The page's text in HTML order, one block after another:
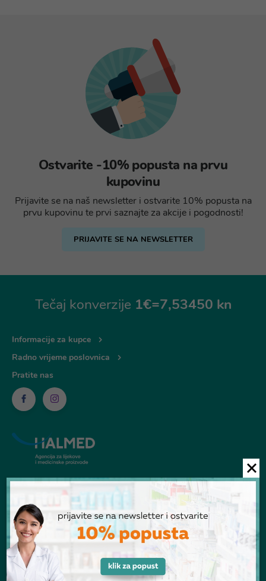
Ostvarite -10% popusta na prvu
kupovinu
Prijavite se na naš newsletter i ostvarite 10% popusta na
prvu kupovinu te prvi saznajte za akcije i pogodnosti!
PRIJAVITE SE NA NEWSLETTER
Tečaj konverzije 1€=7,53450 kn
Informacije za kupce
Radno vrijeme poslovnica
Pratite nas
© Ljekarna Talan 2026